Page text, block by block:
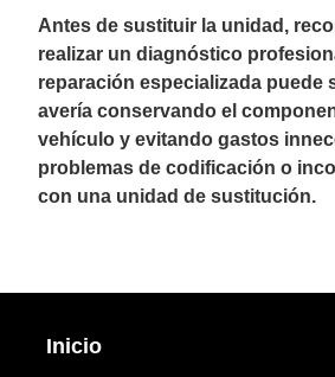
Antes de sustituir la unidad,
realizar un diagnóstico
reparación especializada puede
avería conservando el
vehículo y evitando gastos
problemas de codificación o
con una unidad de sustitución.
Inicio